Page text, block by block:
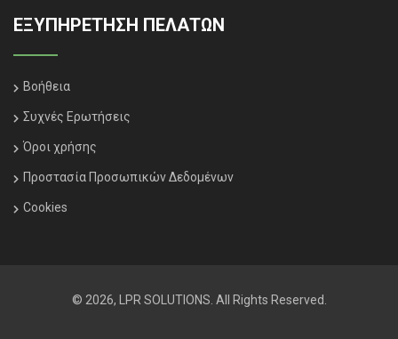
ΕΞΥΠΗΡΈΤΗΣΗ ΠΕΛΑΤΏΝ
Βοήθεια
Συχνές Ερωτήσεις
Όροι χρήσης
Προστασία Προσωπικών Δεδομένων
Cookies
© 2026, LPR SOLUTIONS. All Rights Reserved.